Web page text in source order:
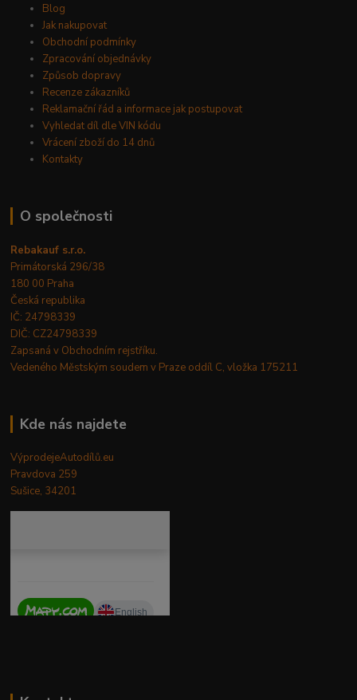
Blog
Jak nakupovat
Obchodní podmínky
Zpracování objednávky
Způsob dopravy
Recenze zákazníků
Reklamační řád a informace jak postupovat
Vyhledat díl dle VIN kódu
Vrácení zboží do 14 dnů
Kontakty
O společnosti
Rebakauf s.r.o.
Primátorská 296/38
180 00 Praha
Česká republika
IČ: 24798339
DIČ: CZ24798339
Zapsaná v Obchodním rejstříku.
Vedeného Městským soudem v Praze oddíl C, vložka 175211
Kde nás najdete
VýprodejeAutodílů.eu
Pravdova 259
Sušice, 34201